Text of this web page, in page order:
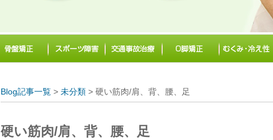
Blog記事一覧 > 未分類 > 硬い筋肉/肩、背、腰、足
硬い筋肉/肩、背、腰、足